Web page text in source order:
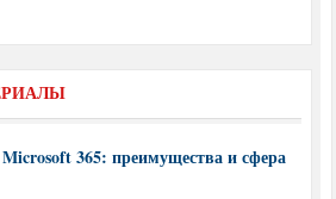
365: преимущества и сфера